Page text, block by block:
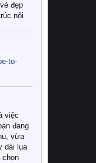
đẹp
nội
mã
cao
hợp với
gia
lời
đây.
lại ưa
to-
việc
đang
vừa
dài lụa
chọn